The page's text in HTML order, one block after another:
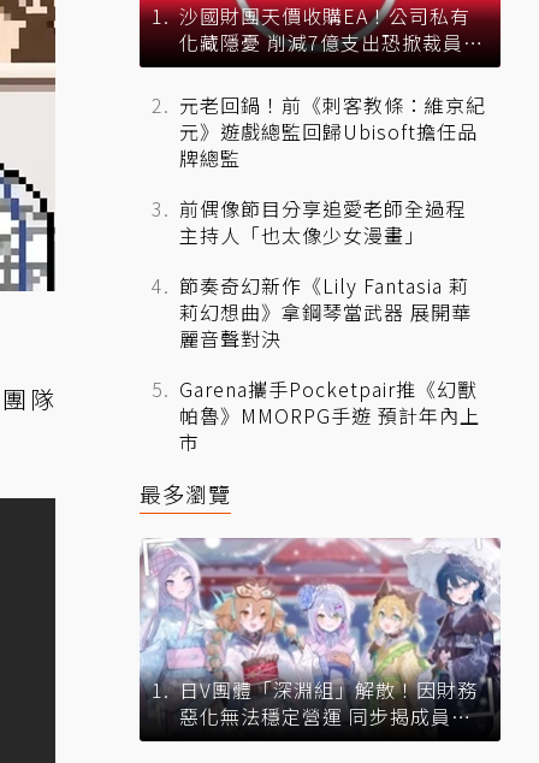
隊
沙國財團天價收購EA！公司私有
化藏隱憂 削減7億支出恐掀裁員風
暴？
元老回鍋！前《刺客教條：維京紀
元》遊戲總監回歸Ubisoft擔任品
牌總監
前偶像節目分享追愛老師全過程
主持人「也太像少女漫畫」
節奏奇幻新作《Lily Fantasia 莉
莉幻想曲》拿鋼琴當武器 展開華
麗音聲對決
Garena攜手Pocketpair推《幻獸
帕魯》MMORPG手遊 預計年內上
市
最多瀏覽
日V團體「深淵組」解散！因財務
惡化無法穩定營運 同步揭成員未
來去向